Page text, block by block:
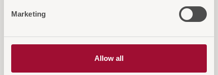
Marketing
Allow all